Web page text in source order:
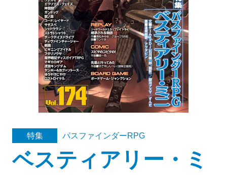
特集 パスファインダーRPG
ベスティアリー・ミ